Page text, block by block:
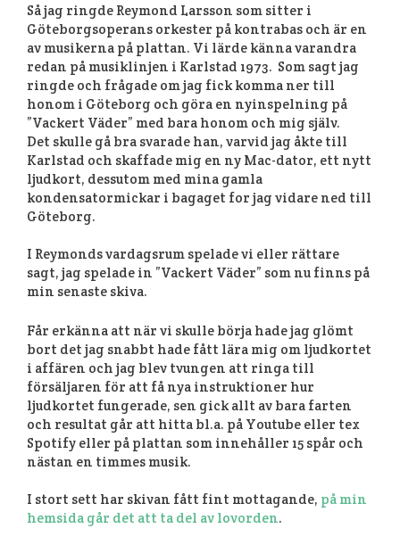
Så jag ringde Reymond Larsson som sitter i
Göteborgsoperans orkester på kontrabas och är en
av musikerna på plattan. Vi lärde känna varandra
redan på musiklinjen i Karlstad 1973. Som sagt jag
ringde och frågade om jag fick komma ner till
honom i Göteborg och göra en nyinspelning på
”Vackert Väder” med bara honom och mig själv.
Det skulle gå bra svarade han, varvid jag åkte till
Karlstad och skaffade mig en ny Mac-dator, ett nytt
ljudkort, dessutom med mina gamla
kondensatormickar i bagaget for jag vidare ned till
Göteborg.
I Reymonds vardagsrum spelade vi eller rättare
sagt, jag spelade in ”Vackert Väder” som nu finns på
min senaste skiva.
Får erkänna att när vi skulle börja hade jag glömt
bort det jag snabbt hade fått lära mig om ljudkortet
i affären och jag blev tvungen att ringa till
försäljaren för att få nya instruktioner hur
ljudkortet fungerade, sen gick allt av bara farten
och resultat går att hitta bl.a. på Youtube eller tex
Spotify eller på plattan som innehåller 15 spår och
nästan en timmes musik.
I stort sett har skivan fått fint mottagande, på min
hemsida går det att ta del av lovorden.